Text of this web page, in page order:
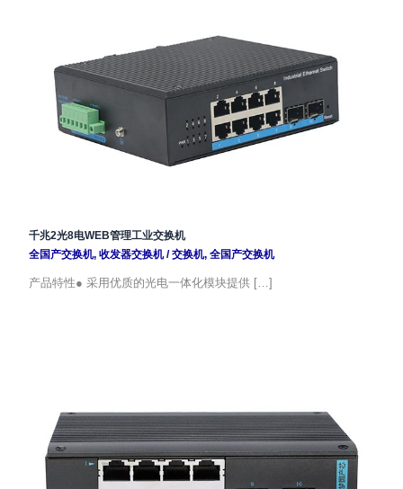
千兆2光8电WEB管理工业交换机
全国产交换机, 收发器交换机/交换机, 全国产交换机
产品特性● 采用优质的光电一体化模块提供 […]